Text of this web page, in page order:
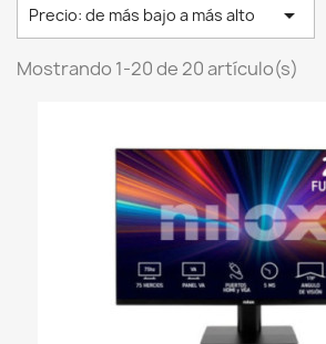
Precio: de más bajo a más alto 
Mostrando 1-20 de 20 artículo(s)